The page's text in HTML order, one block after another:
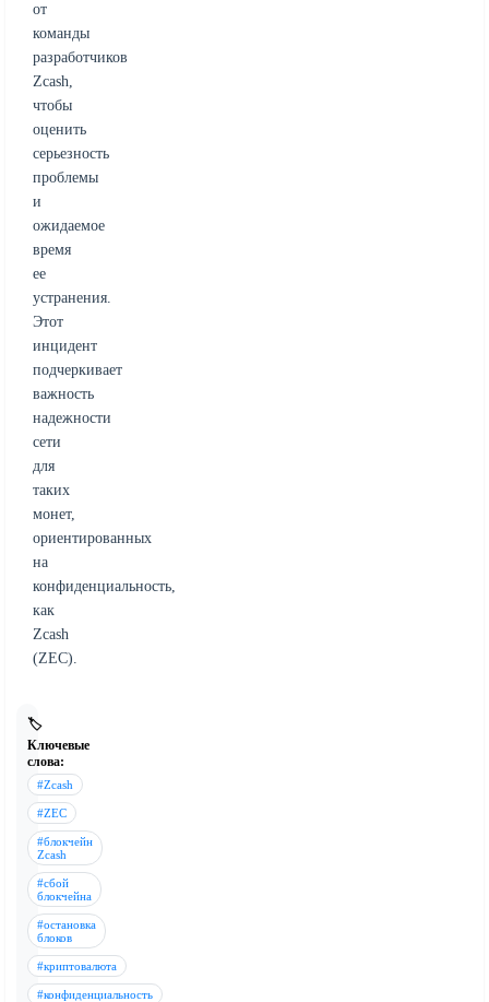
от
команды
разработчиков
Zcash,
чтобы
оценить
серьезность
проблемы
и
ожидаемое
время
ее
устранения.
Этот
инцидент
подчеркивает
важность
надежности
сети
для
таких
монет,
ориентированных
на
конфиденциальность,
как
Zcash
(ZEC).
🏷️
Ключевые
слова:
#Zcash
#ZEC
#блокчейн
Zcash
#сбой
блокчейна
#остановка
блоков
#криптовалюта
#конфиденциальность